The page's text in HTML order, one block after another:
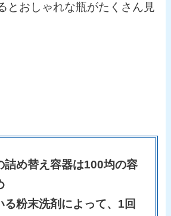
とおしゃれな瓶がたくさん見
詰め替え容器は100均の容
る粉末洗剤によって、1回